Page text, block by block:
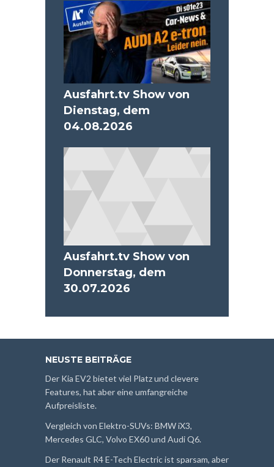
Ausfahrt.tv Show von
Dienstag, dem
04.08.2026
Ausfahrt.tv Show von
Donnerstag, dem
30.07.2026
NEUSTE BEITRÄGE
Der Kia EV2 bietet viel Platz und clevere
Features, hat aber eine umfangreiche
Aufpreisliste.
Vergleich von Elektro-SUVs: BMW iX3,
Mercedes GLC, Volvo EX60 und Audi Q6.
Der Renault R4 E-Tech Electric ist sparsam, aber